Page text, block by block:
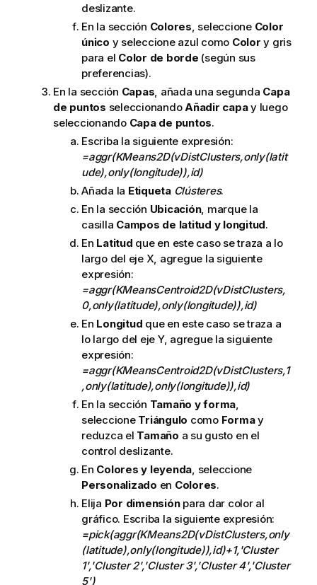
deslizante.
En la sección Colores , seleccione Color
único y seleccione azul como Color y gris
para el Color de borde (según sus
preferencias).
En la sección Capas , añada una segunda Capa
de puntos seleccionando Añadir capay luego
seleccionando Capa de puntos.
Escriba la siguiente expresión:
=aggr(KMeans2D(vDistClusters,only(latit
ude),only(longitude)),id)
Añada la Etiqueta Clústeres.
En la sección Ubicación, marque la
casilla Campos de latitud y longitud.
En Latitud que en este caso se traza a lo
largo del eje X, agregue la siguiente
expresión:
=aggr(KMeansCentroid2D(vDistClusters,
0,only(latitude),only(longitude)),id)
En Longitud que en este caso se traza a
lo largo del eje Y, agregue la siguiente
expresión:
=aggr(KMeansCentroid2D(vDistClusters,1
,only(latitude),only(longitude)),id)
En la sección Tamaño y forma
seleccione Triángulo como Formay
reduzca el Tamaño a su gusto en el
control deslizante.
En Colores y leyenda , seleccione
Personalizado en Colores.
Elija Por dimensiónpara dar color al
gráfico. Escriba la siguiente expresión:
=pick(aggr(KMeans2D(vDistClusters,only
(latitude),only(longitude)),id)+1,'Cluster
1','Cluster 2','Cluster 3','Cluster 4','Cluster
5')